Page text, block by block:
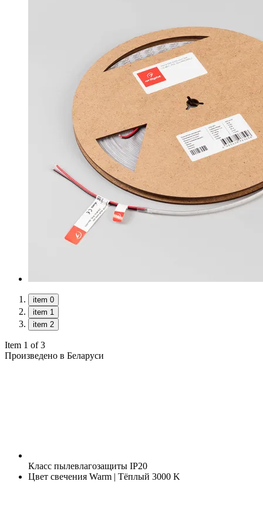
item 0
item 1
item 2
Item 1 of 3
Произведено в Беларуси
Класс пылевлагозащиты IP20
Цвет свечения Warm | Тёплый 3000 K